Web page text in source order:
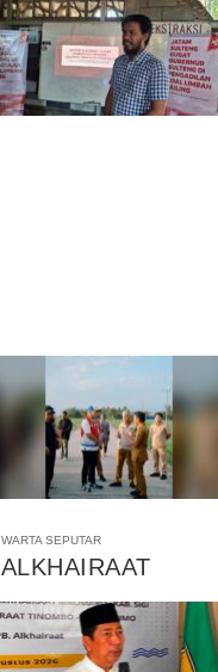
WARTA SEPUTAR
ALKHAIRAAT